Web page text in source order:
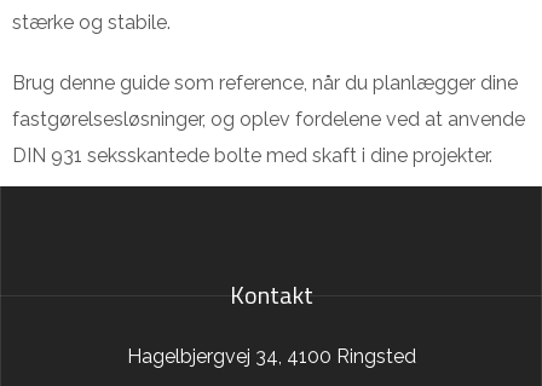
stærke og stabile.
Brug denne guide som reference, når du planlægger dine
fastgørelsesløsninger, og oplev fordelene ved at anvende
DIN 931 seksskantede bolte med skaft i dine projekter.
Kontakt
Hagelbjergvej 34, 4100 Ringsted